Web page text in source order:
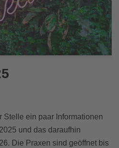
Stelle ein paar Informationen
und das daraufhin
Die Praxen sind geöffnet bis